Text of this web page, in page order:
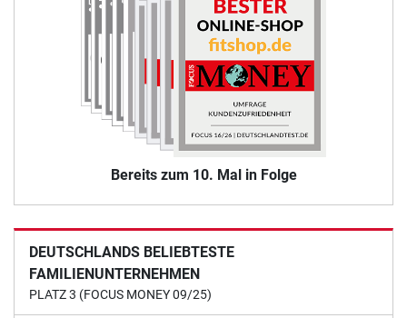
Bereits zum 10. Mal in Folge
DEUTSCHLANDS BELIEBTESTE
FAMILIENUNTERNEHMEN
PLATZ 3 (FOCUS MONEY 09/25)